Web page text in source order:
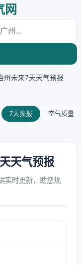
网
州未来7天天气预报
7天预报 空气质量
天气预报
实时更新，助您规